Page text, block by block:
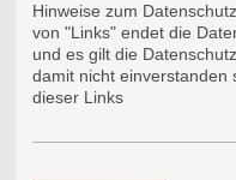
Hinweise zum
von "Links" endet die
und es gilt die
damit nicht einverstanden
dieser Links